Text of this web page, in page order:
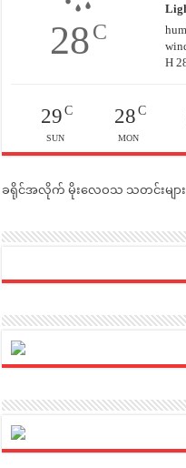
28C
H
29C
SUN
28C
MON
ခရိုင်အလိုက် မိုးလေဝသ သတင်းများ